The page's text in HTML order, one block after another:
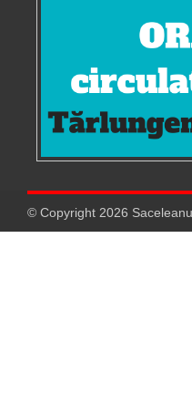
© Copyright 2026